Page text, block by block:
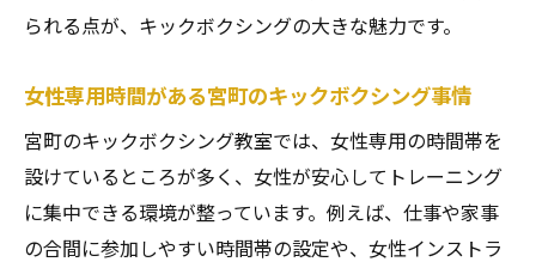
られる点が、キックボクシングの大きな魅力です。
女性専用時間がある宮町のキックボクシング事情
宮町のキックボクシング教室では、女性専用の時間帯を
設けているところが多く、女性が安心してトレーニング
に集中できる環境が整っています。例えば、仕事や家事
の合間に参加しやすい時間帯の設定や、女性インストラ